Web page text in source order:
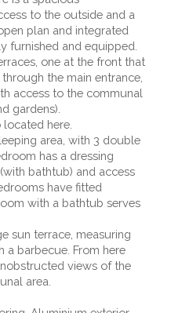
to the outside and a
plan and integrated
furnished and equipped.
one at the front that
the main entrance,
access to the communal
gardens).
here.
area, with 3 double
has a dressing
bathtub) and access
have fitted
with a bathtub serves
sun terrace, measuring
a barbecue. From here
views of the
area.